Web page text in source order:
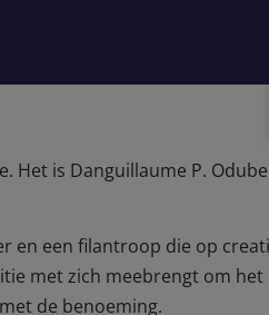
Het is Danguillaume P.
en een filantroop die op
met zich meebrengt om
de benoeming.